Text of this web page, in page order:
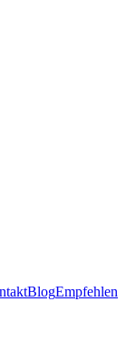
BlogEmpfehlen